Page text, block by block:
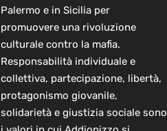
Palermo e in Sicilia per
promuovere una rivoluzione
culturale contro la mafia.
Responsabilità individuale e
collettiva, partecipazione, libertà,
protagonismo giovanile,
solidarietà e giustizia sociale sono